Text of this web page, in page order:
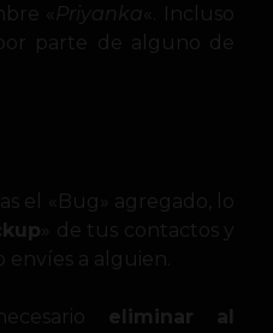
« Priyanka
«. Incluso
parte de alguno de
el «Bug» agregado, lo
» de tus contactos y
a alguien.
eliminar al